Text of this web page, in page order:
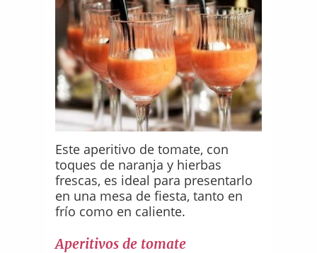
Este aperitivo de tomate, con
toques de naranja y hierbas
frescas, es ideal para presentarlo
en una mesa de fiesta, tanto en
frío como en caliente.
Aperitivos de tomate